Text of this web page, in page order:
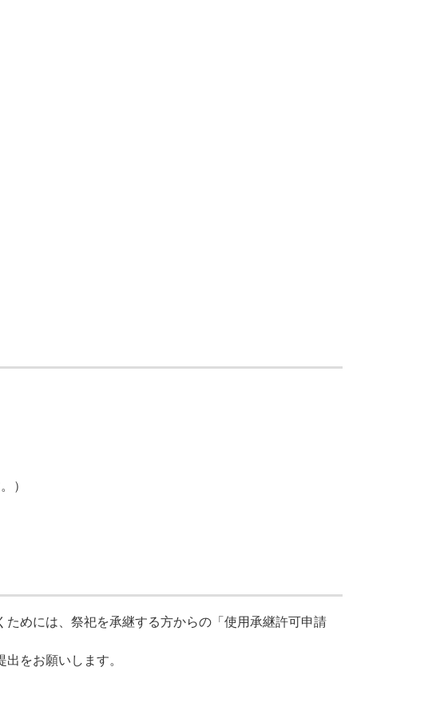
）
めには、祭祀を承継する⽅からの「使⽤承継許可申請
をお願いします。